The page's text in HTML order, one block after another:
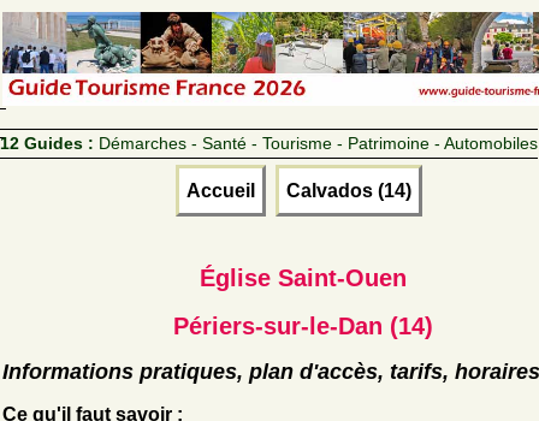
12 Guides : Démarches - Santé - Tourisme - Patrimoine - Automobiles
Accueil Calvados (14)
Église Saint-Ouen
Périers-sur-le-Dan (14)
Informations pratiques, plan d'accès, tarifs, horaires
Ce qu'il faut savoir :